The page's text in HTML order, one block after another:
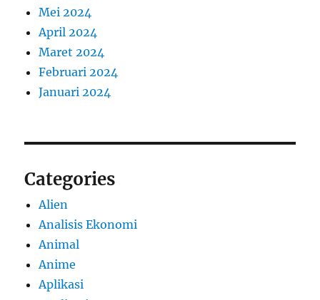
Mei 2024
April 2024
Maret 2024
Februari 2024
Januari 2024
Categories
Alien
Analisis Ekonomi
Animal
Anime
Aplikasi